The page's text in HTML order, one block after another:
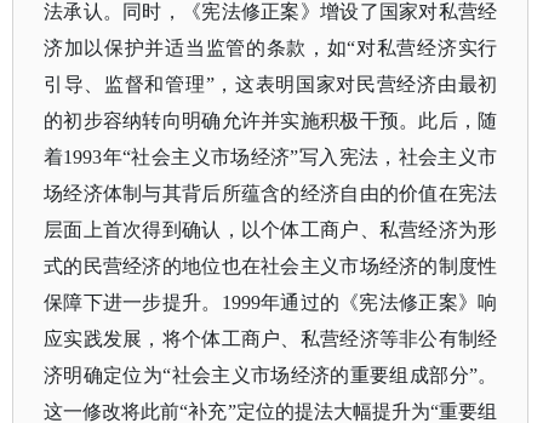
法承认。同时，《宪法修正案》增设了国家对私营经
济加以保护并适当监管的条款，如“对私营经济实行
引导、监督和管理”，这表明国家对民营经济由最初
的初步容纳转向明确允许并实施积极干预。此后，随
着1993年“社会主义市场经济”写入宪法，社会主义市
场经济体制与其背后所蕴含的经济自由的价值在宪法
层面上首次得到确认，以个体工商户、私营经济为形
式的民营经济的地位也在社会主义市场经济的制度性
保障下进一步提升。1999年通过的《宪法修正案》响
应实践发展，将个体工商户、私营经济等非公有制经
济明确定位为“社会主义市场经济的重要组成部分”。
这一修改将此前“补充”定位的提法大幅提升为“重要组